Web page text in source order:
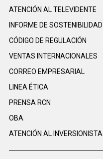
ATENCIÓN AL TELEVIDENTE
INFORME DE SOSTENIBILIDAD
CÓDIGO DE REGULACIÓN
VENTAS INTERNACIONALES
CORREO EMPRESARIAL
LINEA ÉTICA
PRENSA RCN
OBA
ATENCIÓN AL INVERSIONISTA